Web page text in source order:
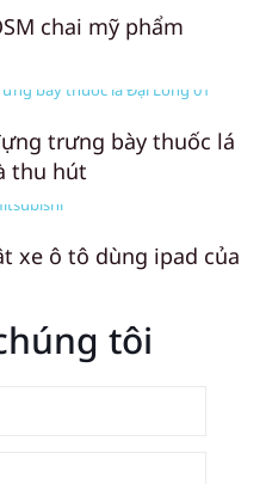
chai mỹ phẩm
trưng bày thuốc lá
thu hút
xe ô tô dùng ipad của
tôi